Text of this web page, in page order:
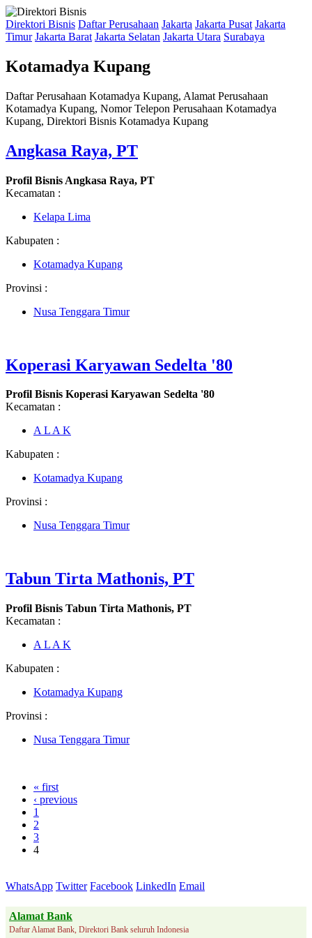
Direktori Bisnis Daftar Perusahaan Jakarta Jakarta Pusat Jakarta
Timur Jakarta Barat Jakarta Selatan Jakarta Utara Surabaya
Kotamadya Kupang
Daftar Perusahaan Kotamadya Kupang, Alamat Perusahaan
Kotamadya Kupang, Nomor Telepon Perusahaan Kotamadya
Kupang, Direktori Bisnis Kotamadya Kupang
Angkasa Raya, PT
Profil Bisnis Angkasa Raya, PT
Kecamatan :
Kelapa Lima
Kabupaten :
Kotamadya Kupang
Provinsi :
Nusa Tenggara Timur
Koperasi Karyawan Sedelta '80
Profil Bisnis Koperasi Karyawan Sedelta '80
Kecamatan :
A L A K
Kabupaten :
Kotamadya Kupang
Provinsi :
Nusa Tenggara Timur
Tabun Tirta Mathonis, PT
Profil Bisnis Tabun Tirta Mathonis, PT
Kecamatan :
A L A K
Kabupaten :
Kotamadya Kupang
Provinsi :
Nusa Tenggara Timur
« first
‹ previous
1
2
3
4
WhatsApp Twitter Facebook LinkedIn Email
Alamat Bank
Daftar Alamat Bank, Direktori Bank seluruh Indonesia